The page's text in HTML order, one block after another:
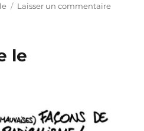
Laisser un commentairesur
le